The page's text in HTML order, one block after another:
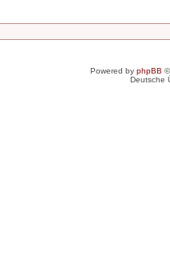
Powered by phpBB
Deutsche